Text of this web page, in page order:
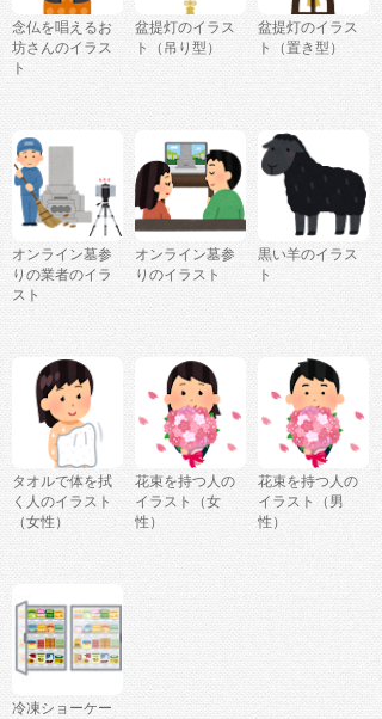
念仏を唱えるお
坊さんのイラス
ト
盆提灯のイラス
ト（吊り型）
盆提灯のイラス
ト（置き型）
オンライン墓参
りの業者のイラ
スト
オンライン墓参
りのイラスト
黒い羊のイラス
ト
タオルで体を拭
く人のイラスト
（女性）
花束を持つ人の
イラスト（女
性）
花束を持つ人の
イラスト（男
性）
冷凍ショーケー